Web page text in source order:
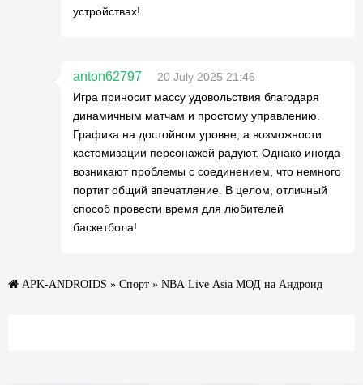
устройствах!
anton62797
20 July 2025 21:46
Игра приносит массу удовольствия благодаря
динамичным матчам и простому управлению.
Графика на достойном уровне, а возможности
кастомизации персонажей радуют. Однако иногда
возникают проблемы с соединением, что немного
портит общий впечатление. В целом, отличный
способ провести время для любителей
баскетбола!
APK-ANDROIDS » Спорт » NBA Live Asia МОД на Андроид